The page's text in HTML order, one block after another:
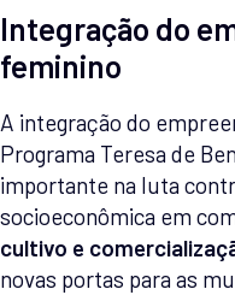
Integração do
feminino
A integração do
Programa Teresa de
importante na luta
socioeconômica em
cultivo e
novas portas para as